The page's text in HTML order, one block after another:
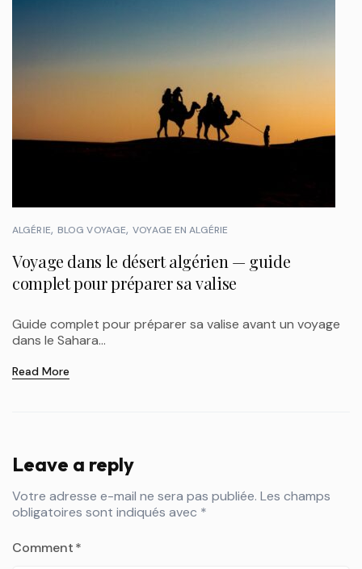
ALGÉRIE BLOG VOYAGE VOYAGE EN ALGÉRIE
Voyage dans le désert algérien — guide
complet pour préparer sa valise
Guide complet pour préparer sa valise avant un voyage
dans le Sahara...
Read More
Leave a reply
Votre adresse e-mail ne sera pas publiée. Les champs
obligatoires sont indiqués avec *
Comment*